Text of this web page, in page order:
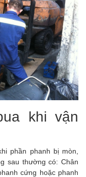
khi vận
phần phanh bị mòn,
sau thường có: Chân
cứng hoặc phanh